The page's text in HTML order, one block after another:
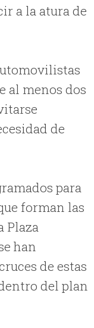
a la atura de
al menos dos
de
para
forman las
Plaza
han
de estas
del plan